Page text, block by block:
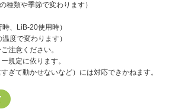
種類や季節で変わります）
、LiB-20使用時）
度で変わります）
注意ください。
規定に依ります。
ぎて動かせないなど）には対応できかねます。